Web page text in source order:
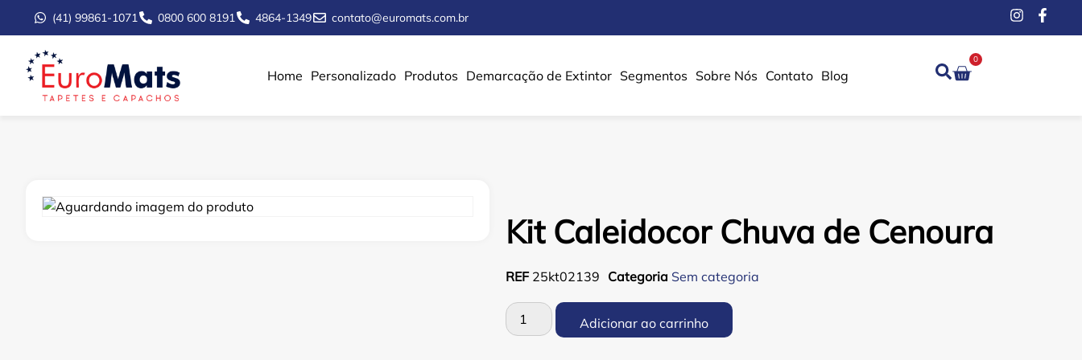
(41) 99861-1071 0800 600 8191 4864-1349 contato@euromats.com.br
Home Personalizado Produtos Demarcação de Extintor Segmentos Sobre Nós Contato Blog
0
Kit Caleidocor Chuva de Cenoura
REF 25kt02139 Categoria Sem categoria
Adicionar ao carrinho